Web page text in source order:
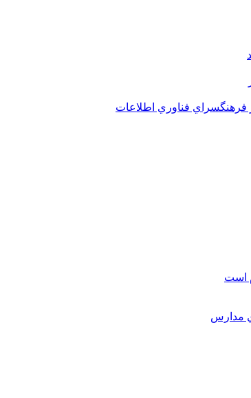
فناوري اطلاعات
است